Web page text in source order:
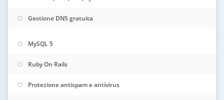
Gestione DNS gratuita
MySQL 5
Ruby On Rails
Protezione antispam e antivirus